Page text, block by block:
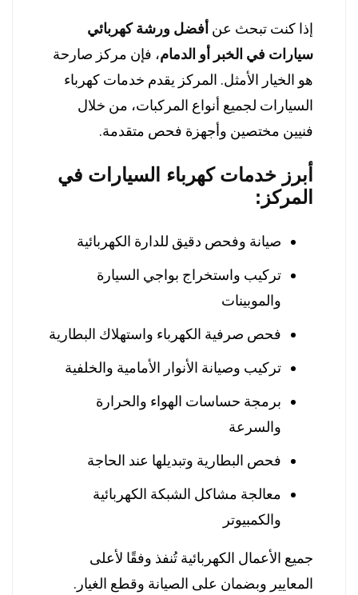
إذا كنت تبحث عن أفضل ورشة كهربائي
سيارات في الخبر أو الدمام، فإن مركز صارحة
هو الخيار الأمثل. المركز يقدم خدمات كهرباء
السيارات لجميع أنواع المركبات، من خلال
فنيين مختصين وأجهزة فحص متقدمة.
أبرز خدمات كهرباء السيارات في
المركز:
صيانة وفحص دقيق للدارة الكهربائية
تركيب واستخراج بواجي السيارة
والموبينات
فحص صرفية الكهرباء واستهلاك البطارية
تركيب وصيانة الأنوار الأمامية والخلفية
برمجة حساسات الهواء والحرارة
والسرعة
فحص البطارية وتبديلها عند الحاجة
معالجة مشاكل الشبكة الكهربائية
والكمبيوتر
جميع الأعمال الكهربائية تُنفذ وفقًا لأعلى
المعايير وبضمان على الصيانة وقطع الغيار.